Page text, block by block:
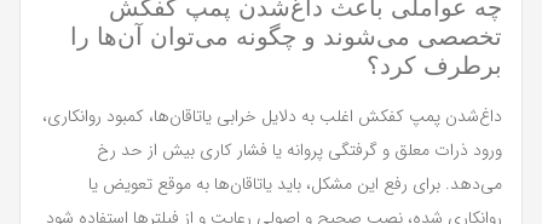
چه عواملی باعث داغ‌شدن پمپ کفکش
تخصصی می‌شوند و چگونه می‌توان آن‌ها را
برطرف کرد؟
داغ‌شدن پمپ کفکش اغلب به دلایل خرابی یاتاقان‌ها، کمبود روانکاری،
ورود ذرات معلق و گرفتگی پروانه یا فشار کاری بیش از حد رخ
می‌دهد. برای رفع این مشکل، باید یاتاقان‌ها به موقع تعویض یا
روانکاری شده، نصب صحیح و اصولی رعایت و از فیلترها استفاده شود